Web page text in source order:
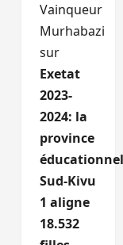
Vainqueur
Murhabazi
sur
Exetat
2023-
2024: la
province
Sud-Kivu
1 aligne
18.532